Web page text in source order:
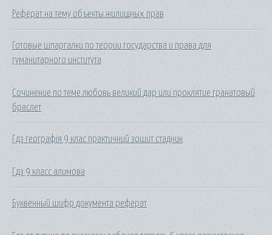
Реферат на тему объекты жилищных прав
Готовые шпаргалки по теории государства и права для
гуманитарного института
Сочинение по теме любовь великий дар или проклятие гранатовый
браслет
Гдз географія 9 клас практичний зошит стадник
Гдз 9 класс алимова
Буквенный шифр документа реферат